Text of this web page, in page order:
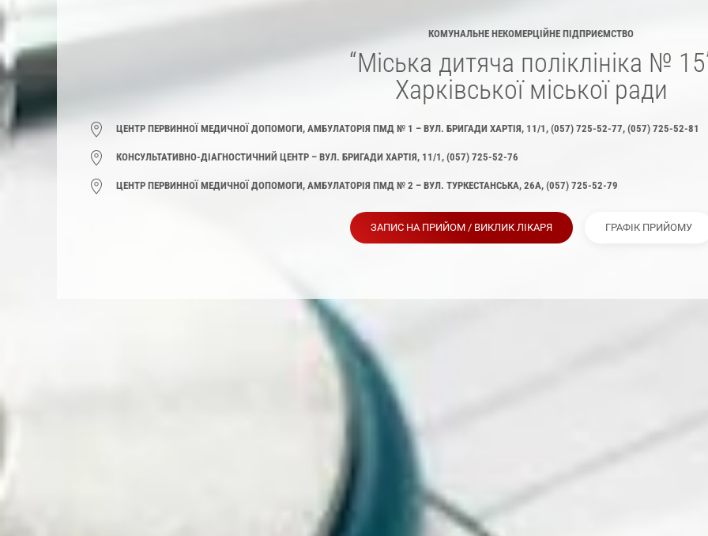
КОМУНАЛЬНЕ НЕКОМЕРЦІЙНЕ ПІДПРИЄМСТВО
“Міська дитяча поліклініка №
Харківської міської ради
ЦЕНТР ПЕРВИННОЇ МЕДИЧНОЇ ДОПОМОГИ, АМБУЛАТОРІЯ ПМД № 1 – ВУЛ. БРИГАДИ ХАРТІЯ, 11/1, (057) 725-52-77, (057) 725-52-81
КОНСУЛЬТАТИВНО-ДІАГНОСТИЧНИЙ ЦЕНТР – ВУЛ. БРИГАДИ ХАРТІЯ, 11/1, (057) 725-52-76
ЦЕНТР ПЕРВИННОЇ МЕДИЧНОЇ ДОПОМОГИ, АМБУЛАТОРІЯ ПМД № 2 – ВУЛ. ТУРКЕСТАНСЬКА, 26А, (057) 725-52-79
ЗАПИС НА ПРИЙОМ / ВИКЛИК ЛІКАРЯ ГРАФІК ПРИЙОМУ